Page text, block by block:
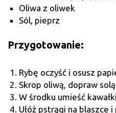
Oliwa z oliwek
Sól, pieprz
Przygotowanie:
Rybę oczyść i osusz
Skrop oliwą, dopraw
W środku umieść
Ułóż pstrągi na blaszce